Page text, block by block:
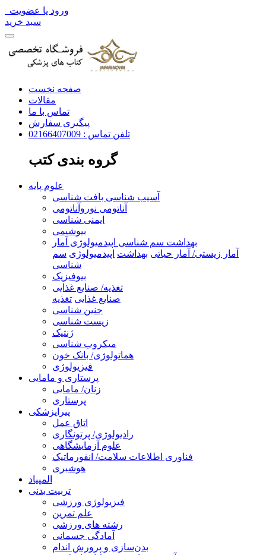
ورود یا عضویت
سبد خرید
صفحه نخست
مقالات
تماس با ما
پیگیری سفارش
تلفن تماس : 02166407009
گروه بندی کتب
علوم پایه
آسیب شناسی بافت شناسی
آناتومی نوروآناتومی
ایمنی شناسی
بیوشیمی
بهداشت سم شناسی اپیدمیولوژی آمار
آمار زیستی/ آمار حیاتی بهداشت اپیدمیولوژی سم
شناسی
بیوفیزیک
تغذیه/ صنایع غذایی
صنایع غذایی تغذیه
جنین شناسی
زیست شناسی
ژنتیک
میکروب شناسی
هماتولوژی/ بانک خون
فیزیولوژی
پرستاری و مامایی
زنان/ مامایی
پرستاری
پیراپزشکی
اتاق عمل
رادیولوژی/ پرتونگاری
علوم آزمایشگاهی
فناوری اطلاعات سلامت/ انفورماتیک
هوشبری
المپیاد
تربیت بدنی
فیزیولوژی ورزشی
علم تمرین
رشته های ورزشی
آمادگی جسمانی
بدن‌سازی و پرورش اندام